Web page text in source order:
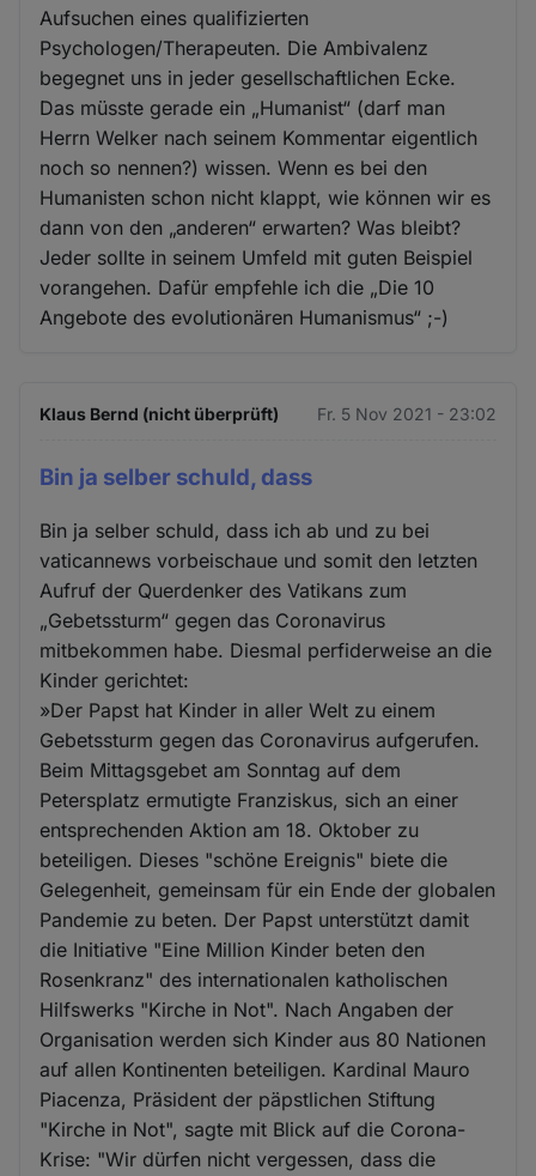
Aufsuchen eines qualifizierten
Psychologen/Therapeuten. Die Ambivalenz
begegnet uns in jeder gesellschaftlichen Ecke.
Das müsste gerade ein „Humanist“ (darf man
Herrn Welker nach seinem Kommentar eigentlich
noch so nennen?) wissen. Wenn es bei den
Humanisten schon nicht klappt, wie können wir es
dann von den „anderen“ erwarten? Was bleibt?
Jeder sollte in seinem Umfeld mit guten Beispiel
vorangehen. Dafür empfehle ich die „Die 10
Angebote des evolutionären Humanismus“ ;-)
Klaus Bernd (nicht überprüft) Fr. 5 Nov 2021 - 23:02
Bin ja selber schuld, dass
Bin ja selber schuld, dass ich ab und zu bei
vaticannews vorbeischaue und somit den letzten
Aufruf der Querdenker des Vatikans zum
„Gebetssturm“ gegen das Coronavirus
mitbekommen habe. Diesmal perfiderweise an die
Kinder gerichtet:
»Der Papst hat Kinder in aller Welt zu einem
Gebetssturm gegen das Coronavirus aufgerufen.
Beim Mittagsgebet am Sonntag auf dem
Petersplatz ermutigte Franziskus, sich an einer
entsprechenden Aktion am 18. Oktober zu
beteiligen. Dieses "schöne Ereignis" biete die
Gelegenheit, gemeinsam für ein Ende der globalen
Pandemie zu beten. Der Papst unterstützt damit
die Initiative "Eine Million Kinder beten den
Rosenkranz" des internationalen katholischen
Hilfswerks "Kirche in Not". Nach Angaben der
Organisation werden sich Kinder aus 80 Nationen
auf allen Kontinenten beteiligen. Kardinal Mauro
Piacenza, Präsident der päpstlichen Stiftung
"Kirche in Not", sagte mit Blick auf die Corona-
Krise: "Wir dürfen nicht vergessen, dass die